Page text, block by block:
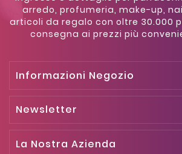
arredo, profumeria, make-up,
articoli da regalo con oltre 30.000
consegna ai prezzi più
Informazioni Negozio
Newsletter
La Nostra Azienda